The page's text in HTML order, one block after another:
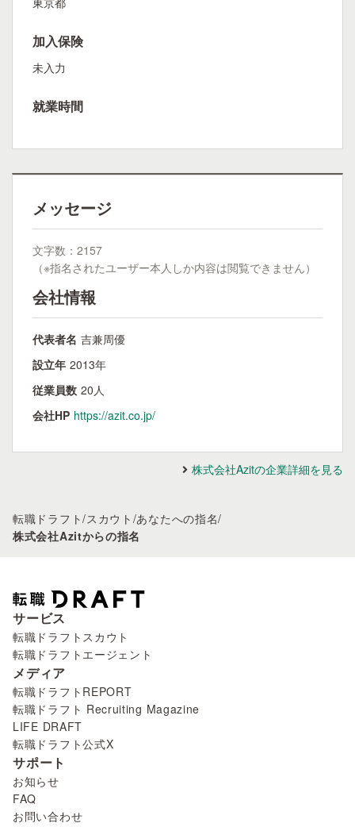
加入保険
未入力
就業時間
メッセージ
文字数：2157
（※指名されたユーザー本人しか内容は閲覧できません）
会社情報
代表者名 吉兼周優
設立年 2013年
従業員数 20人
会社HP https://azit.co.jp/
株式会社Azitの企業詳細を見る
転職ドラフト/スカウト /あなたへの指名/
株式会社Azitからの指名
サービス
転職ドラフトスカウト
転職ドラフトエージェント
メディア
転職ドラフトREPORT
転職ドラフト Recruiting Magazine
LIFE DRAFT
転職ドラフト公式X
サポート
お知らせ
FAQ
お問い合わせ